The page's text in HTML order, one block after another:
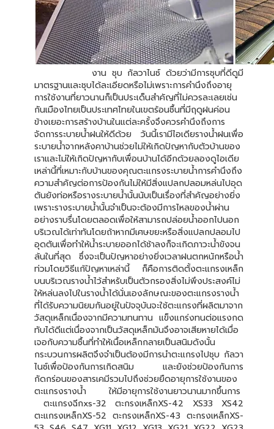
งาน ชุบ กัลวาไนซ์ ด้วยว่ามีการชุบที่ดีดูมี
มาตรฐานและชุบได้ละเอียดหรือไม่เพราะการคำนึงถึงอายุ
การใช้งานที่ยาวนานก็เป็นประเด็นสำคัญที่ไม่ควรละเลยเช่น
กันเมืองไทยเป็นประเทศไทยในเขตร้อนชื้นที่มีฤดูฝนค่อน
ข้างเยอะการสร้างบ้านในแต่ละครั้งจึงควรคำนึงถึงการ
จัดการระบายน้ำฝนให้ดีด้วย วันนี้เรามีไอเดียรางน้ำฝนเพื่อ
ระบายน้ำจากหลังคาบ้านช่วยไม่ให้เกิดปัญหากับตัวบ้านของ
เราและไม่ให้เกิดปัญหากับเพื่อนบ้านได้อีกด้วยลองดูไอเดีย
เหล่านี้ที่เหมาะกับบ้านของคุณตะแกรงระบายน้ำการคำนึงถึง
ความสำคัญต่อการป้องกันไม่ให้มีสิ่งแปลกปลอมหล่นไปอุด
ตันยังท่อหรือรางระบายน้ำนั้นนับเป็นเรื่องที่สำคัญอย่างยิ่ง
เพราะรางระบายน้ำนั้นจำเป็นจะต้องมีการไหลของน้ำผ่าน
อย่างราบรื่นโดยตลอดเพื่อให้สามารถปล่อยน้ำออกไปนอก
บริเวณได้เท่าทันโดยถ้าหากมีเศษขยะหรือสิ่งแปลกปลอมไป
อุดตันเพื่อทำให้น้ำระบายออกได้ช้าลงก็จะเกิดภาวะน้ำขังจน
ล้นในที่สุด ซึ่งจะเป็นปัญหาอย่างยิ่งเวลาฝนตกหนักหรือน้ำ
ท่วมโดยวิธีแก้ปัญหาเหล่านี้ ก็คือการติดตั้งตะแกรงเหล็ก
บนบริเวณรางน้ำไว้สำหรับเป็นตัวกรองสิ่งไม่พึงประสงค์ไม่
ให้หล่นลงไปในรางน้ำได้นั่นเองลักษณะของตะแกรงรางน้ำ
ที่ได้รับความนิยมกันอยู่ในปัจจุบันจะใช้ตะแกรงที่ผลิตมาจาก
วัสดุเหล็กเนื่องจากมีความทนทาน แข็งแกร่งทนต่อแรงกด
ทับได้ดีแต่เนื่องจากเป็นวัสดุเหล็กมันจึงอาจเสียหายได้เมื่อ
เจอกับความชื้นที่ทำให้เนื้อเหล็กกลายเป็นสนิมดังนั้น
กระบวนการผลิตจึงจำเป็นต้องมีการนำตะแกรงไปชุบ กัลวา
ไนซ์เพื่อป้องกันการเกิดสนิม และยังช่วยป้องกันการ
กัดกร่อนของสารเคมีรวมไปถึงช่วยยืดอายุการใช้งานของ
ตะแกรงรางน้ำ ให้มีอายุการใช้งานยาวนานมากขึ้นการ
ตะแกรงฉีกxs-32 ตะกรงเหล็กXS-42 XS33 XS42
ตะแกรงเหล็กXS-52 ตะกรงเหล็กXS-43 ตะกรงเหล็กXS-